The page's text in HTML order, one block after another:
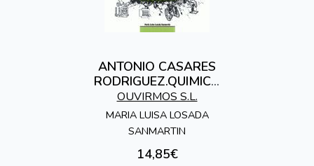
ANTONIO CASARES
RODRIGUEZ.QUIMICO
,MEDICO E
FARMACEUTICO
OUVIRMOS S.L.
MARIA LUISA LOSADA
SANMARTIN
14,85€